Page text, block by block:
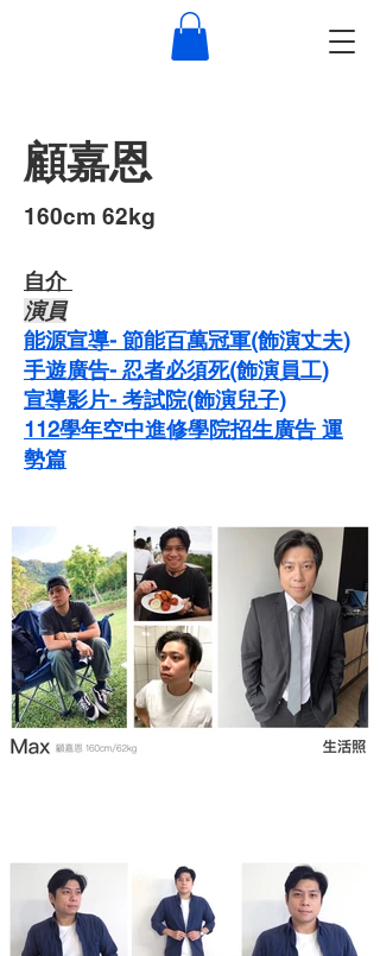
顧嘉恩
​160cm 62kg
自介 ​
演員
能源宣導- 節能百萬冠軍(飾演丈夫)
手遊廣告- 忍者必須死(飾演員工)
宣導影片- 考試院(飾演兒子)
112學年空中進修學院招生廣告 運
勢篇